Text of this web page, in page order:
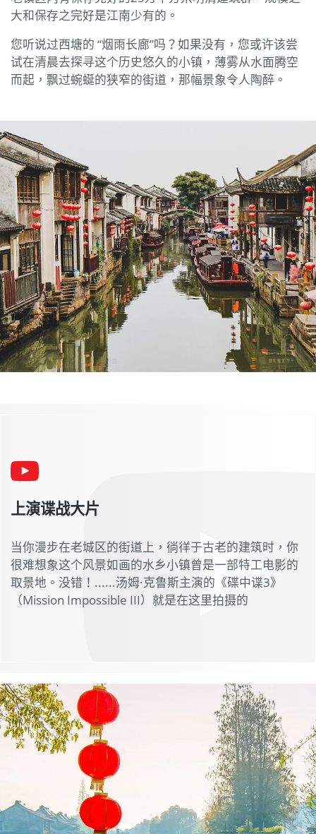
大和保存之完好是江南少有的。
您听说过西塘的 “烟雨长廊”吗？如果没有，您或许该尝
试在清晨去探寻这个历史悠久的小镇，薄雾从水面腾空
而起，飘过蜿蜒的狭窄的街道，那幅景象令人陶醉。
上演谍战大片
当你漫步在老城区的街道上，徜徉于古老的建筑时，你
很难想象这个风景如画的水乡小镇曾是一部特工电影的
取景地。没错！......汤姆·克鲁斯主演的《碟中谍3》
（Mission Impossible III）就是在这里拍摄的